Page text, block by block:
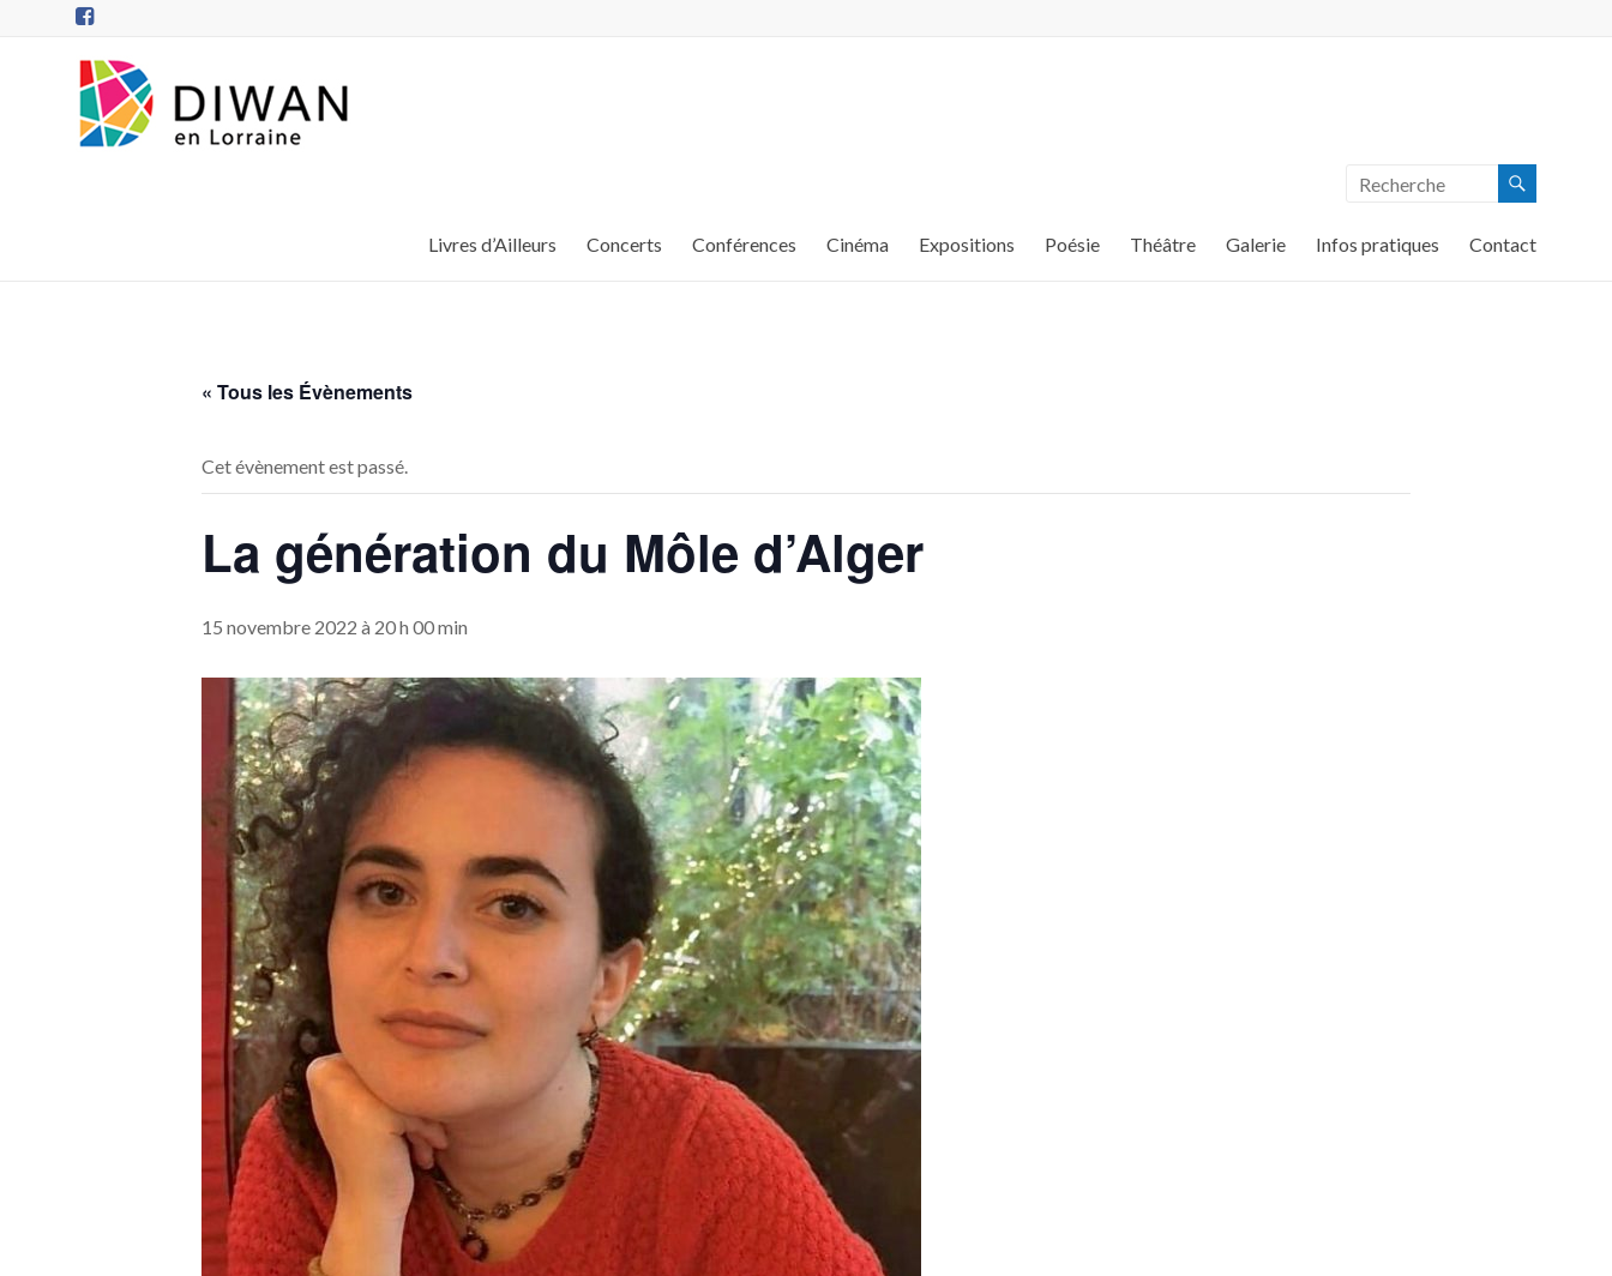
DIWAN
en
Livres d’Ailleurs Concerts Conférences Cinéma Expositions Poésie Théâtre Galerie Infos pratiques Contact
« Tous les Évènements
Cet évènement est passé.
La génération du Môle d’Alger
15 novembre 2022 à 20 h 00 min